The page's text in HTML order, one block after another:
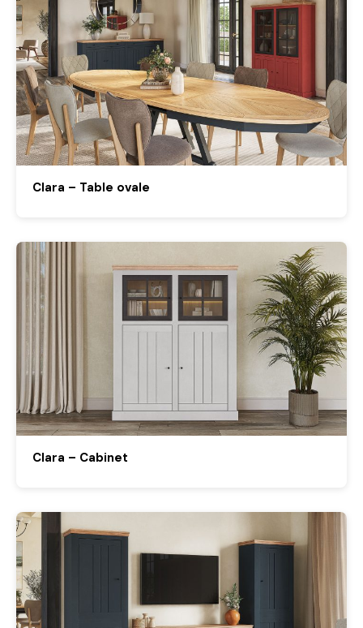
Clara – Table ovale
Clara – Cabinet